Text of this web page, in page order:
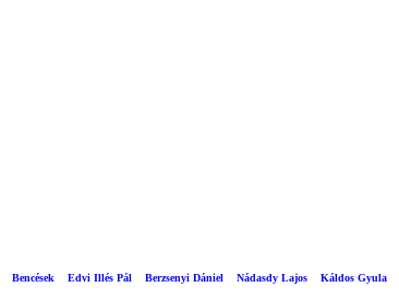
Bencések Edvi Illés Pál Berzsenyi Dániel Nádasdy Lajos Káldos Gyula